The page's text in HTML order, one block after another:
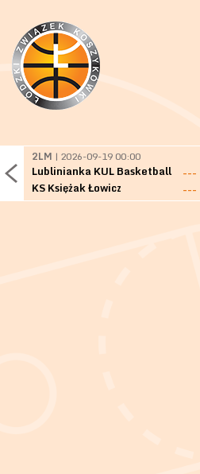
2LM | 2026-09-19 00:00
Lublinianka KUL Basketball
---
KS Księżak Łowicz
---